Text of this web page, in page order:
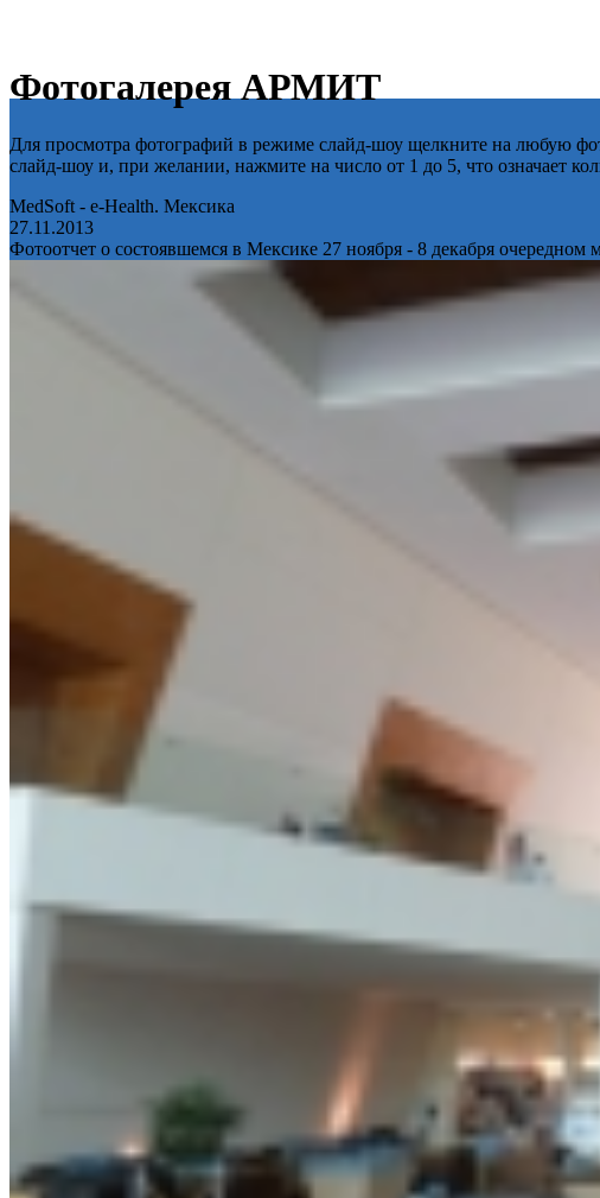
Фотогалерея АРМИТ
Для просмотра фотографий в режиме слайд-шоу щелкните на любую
слайд-шоу и, при желании, нажмите на число от 1 до 5, что означает
MedSoft - e-Health. Мексика
27.11.2013
Фотоотчет о состоявшемся в Мексике 27 ноября - 8 декабря